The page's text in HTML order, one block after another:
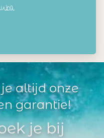
altijd onze
garantie!
je bij